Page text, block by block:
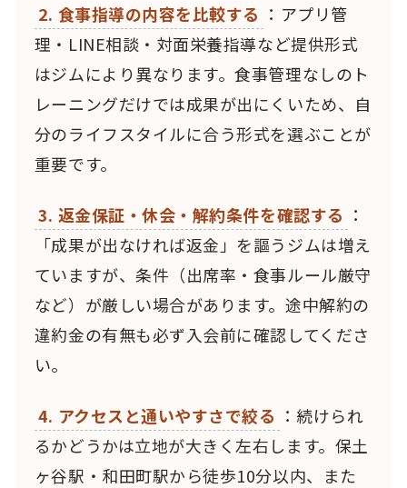
2. 食事指導の内容を比較する ：アプリ管
理・LINE相談・対面栄養指導など提供形式
はジムにより異なります。食事管理なしのト
レーニングだけでは成果が出にくいため、自
分のライフスタイルに合う形式を選ぶことが
重要です。
3. 返金保証・休会・解約条件を確認する ：
「成果が出なければ返金」を謳うジムは増え
ていますが、条件（出席率・食事ルール厳守
など）が厳しい場合があります。途中解約の
違約金の有無も必ず入会前に確認してくださ
い。
4. アクセスと通いやすさで絞る ：続けられ
るかどうかは立地が大きく左右します。保土
ヶ谷駅・和田町駅から徒歩10分以内、また